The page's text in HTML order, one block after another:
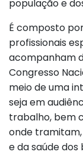
população e
É composto
profissionais
acompanham
Congresso
meio de uma
seja em
trabalho, bem
onde
e da saúde dos